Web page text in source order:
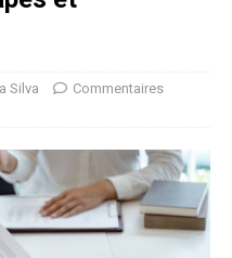
Silva
Commentaires